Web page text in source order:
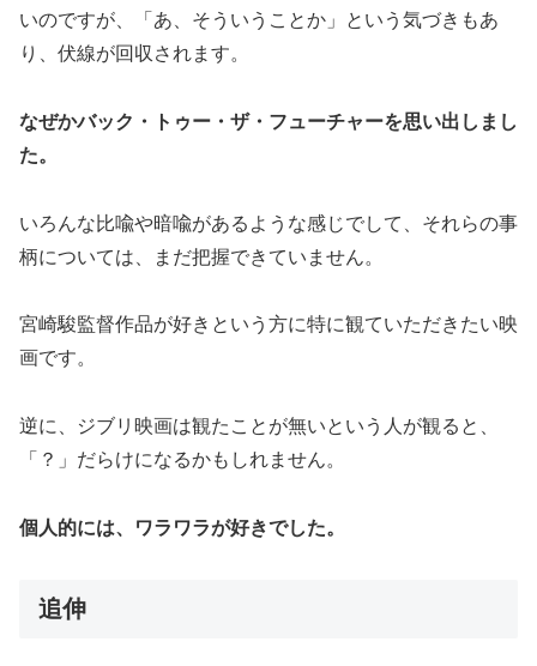
いのですが、「あ、そういうことか」という気づきもあ
り、伏線が回収されます。
なぜかバック・トゥー・ザ・フューチャーを思い出しまし
た。
いろんな比喩や暗喩があるような感じでして、それらの事
柄については、まだ把握できていません。
宮崎駿監督作品が好きという方に特に観ていただきたい映
画です。
逆に、ジブリ映画は観たことが無いという人が観ると、
「？」だらけになるかもしれません。
個人的には、ワラワラが好きでした。
追伸